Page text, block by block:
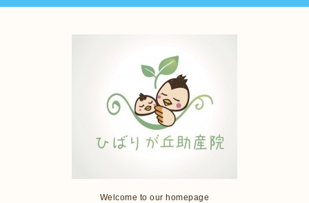
Welcome to our homepage